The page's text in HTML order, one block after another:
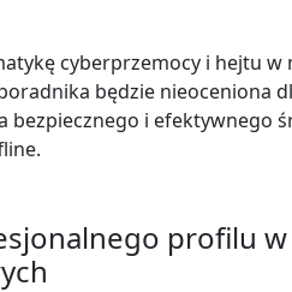
cyberprzemocy i hejtu w
będzie nieoceniona
bezpiecznego i efektywnego
profilu